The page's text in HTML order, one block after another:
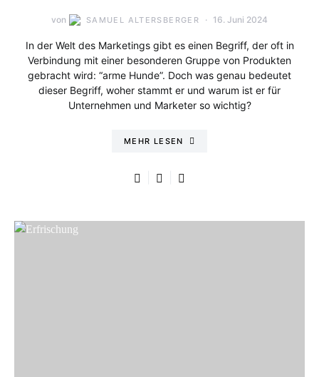
von SAMUEL ALTERSBERGER 16. Juni 2024
In der Welt des Marketings gibt es einen Begriff, der oft in
Verbindung mit einer besonderen Gruppe von Produkten
gebracht wird: “arme Hunde”. Doch was genau bedeutet
dieser Begriff, woher stammt er und warum ist er für
Unternehmen und Marketer so wichtig?
MEHR LESEN